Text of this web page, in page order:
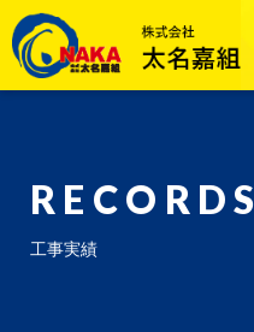
RECORDS
工事実績